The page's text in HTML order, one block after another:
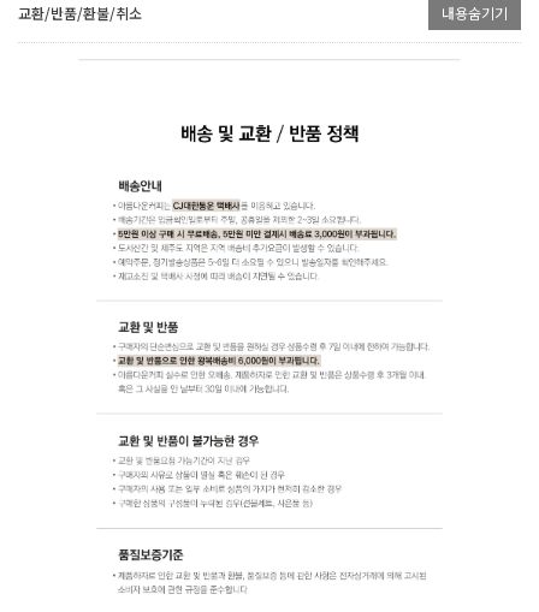
교환/반품/환불/취소 내용숨기기